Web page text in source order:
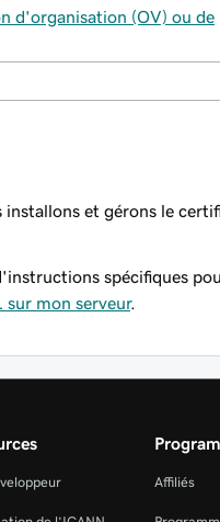
d'organisation (OV) ou de
installons et gérons le
spécifiques
sur mon serveur.
Affiliés